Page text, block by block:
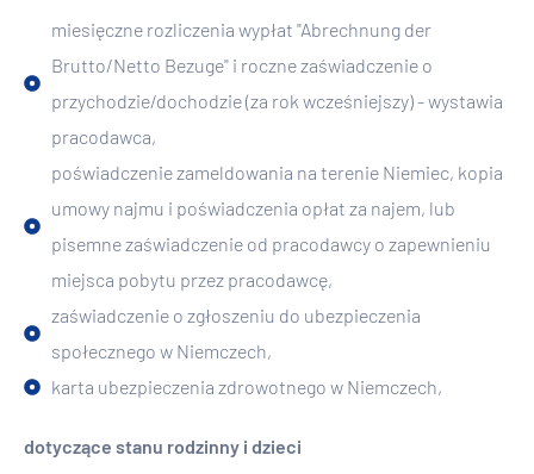
miesięczne rozliczenia wypłat "Abrechnung der
Brutto/Netto Bezuge" i roczne zaświadczenie o
przychodzie/dochodzie (za rok wcześniejszy) - wystawia
pracodawca,
poświadczenie zameldowania na terenie Niemiec, kopia
umowy najmu i poświadczenia opłat za najem, lub
pisemne zaświadczenie od pracodawcy o zapewnieniu
miejsca pobytu przez pracodawcę,
zaświadczenie o zgłoszeniu do ubezpieczenia
społecznego w Niemczech,
karta ubezpieczenia zdrowotnego w Niemczech,
dotyczące stanu rodzinny i dzieci